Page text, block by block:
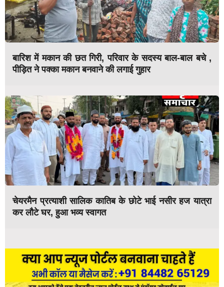
बारिश में मकान की छत गिरी, परिवार के सदस्य बाल-बाल बचे ,
पीड़ित ने पक्का मकान बनवाने की लगाई गुहार
चेयरमैन प्रत्याशी सालिक कातिब के छोटे भाई नसीर हज यात्रा
कर लौटे घर, हुआ भव्य स्वागत